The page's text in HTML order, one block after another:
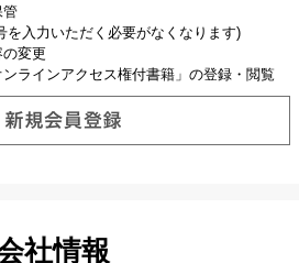
管
入力いただく必要がなくなります)
の変更
ラインアクセス権付書籍」の登録・閲覧
社情報